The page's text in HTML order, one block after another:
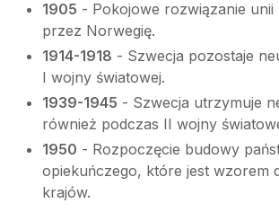
1905 - Pokojowe rozwiązanie unii
przez Norwegię.
1914-1918 - Szwecja pozostaje
I wojny światowej.
1939-1945 - Szwecja utrzymuje
również podczas II wojny
1950 - Rozpoczęcie budowy
opiekuńczego, które jest wzorem
krajów.